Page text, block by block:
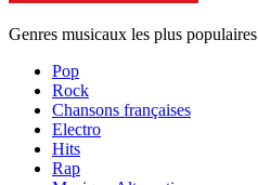
Genres musicaux les plus populaires
Pop
Rock
Chansons françaises
Electro
Hits
Rap